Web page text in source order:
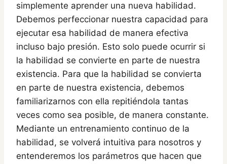
simplemente aprender una nueva habilidad.
Debemos perfeccionar nuestra capacidad para
ejecutar esa habilidad de manera efectiva
incluso bajo presión. Esto solo puede ocurrir si
la habilidad se convierte en parte de nuestra
existencia. Para que la habilidad se convierta
en parte de nuestra existencia, debemos
familiarizarnos con ella repitiéndola tantas
veces como sea posible, de manera constante.
Mediante un entrenamiento continuo de la
habilidad, se volverá intuitiva para nosotros y
entenderemos los parámetros que hacen que